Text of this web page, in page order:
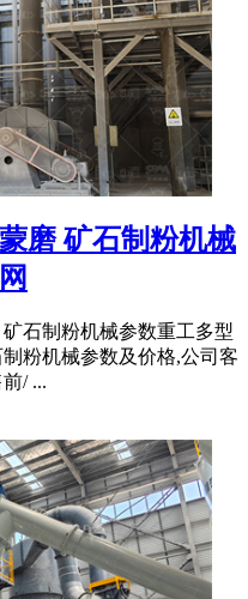
磨 矿石制粉机械
石制粉机械参数重工多型
粉机械参数及价格,公司客
/ ...